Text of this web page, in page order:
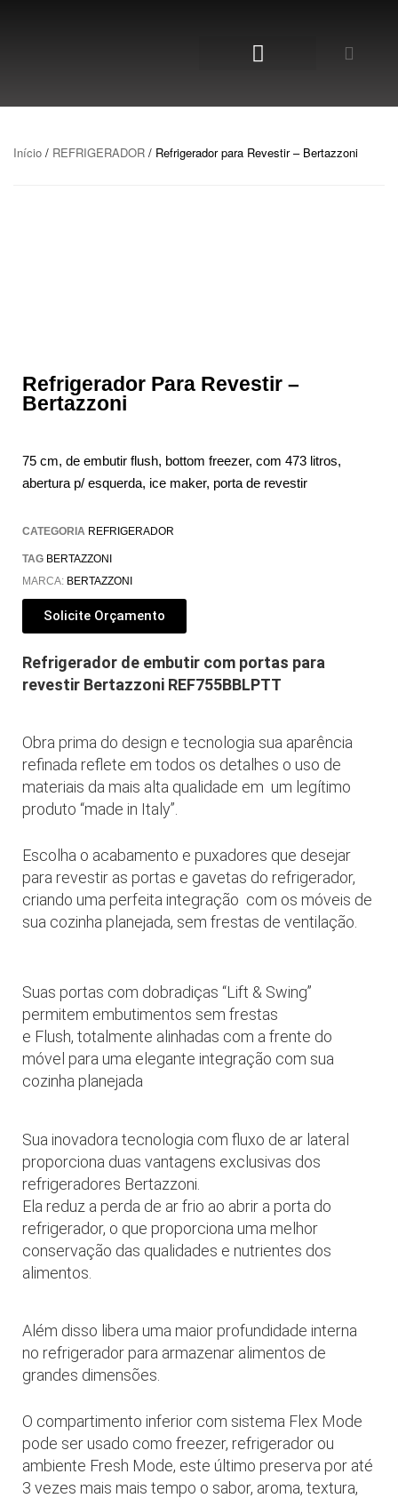
Início / REFRIGERADOR / Refrigerador para Revestir – Bertazzoni
Refrigerador Para Revestir –
Bertazzoni
75 cm, de embutir flush, bottom freezer, com 473 litros,
abertura p/ esquerda, ice maker, porta de revestir
CATEGORIA REFRIGERADOR
TAG BERTAZZONI
MARCA: BERTAZZONI
Solicite Orçamento
Refrigerador de embutir com portas para
revestir Bertazzoni REF755BBLPTT
Obra prima do design e tecnologia sua aparência
refinada reflete em todos os detalhes o uso de
materiais da mais alta qualidade em um legítimo
produto “made in Italy”.
Escolha o acabamento e puxadores que desejar
para revestir as portas e gavetas do refrigerador,
criando uma perfeita integração com os móveis de
sua cozinha planejada, sem frestas de ventilação.
Suas portas com dobradiças “Lift & Swing”
permitem embutimentos sem frestas
e Flush, totalmente alinhadas com a frente do
móvel para uma elegante integração com sua
cozinha planejada
Sua inovadora tecnologia com fluxo de ar lateral
proporciona duas vantagens exclusivas dos
refrigeradores Bertazzoni.
Ela reduz a perda de ar frio ao abrir a porta do
refrigerador, o que proporciona uma melhor
conservação das qualidades e nutrientes dos
alimentos.
Além disso libera uma maior profundidade interna
no refrigerador para armazenar alimentos de
grandes dimensões.
O compartimento inferior com sistema Flex Mode
pode ser usado como freezer, refrigerador ou
ambiente Fresh Mode, este último preserva por até
3 vezes mais mais tempo o sabor, aroma, textura,